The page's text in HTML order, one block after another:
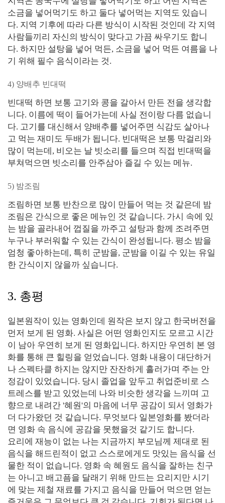
소금을 넣어먹기도 하고 둘다 넣어먹는 지역도 있습니
다. 지역 기후에 따라 다른 방식이 시작된 것인데 각 지역
사람들끼리 자신의 방식이 맞다고 가끔 싸우기도 합니
다. 하지만 설탕을 넣어 먹든, 소금을 넣어 먹든 여름을 나
기 위해 필수 음식이라는 것.
4) 양배추 빈대떡
빈대떡 하면 보통 고기와 콩을 갈아서 만든 전을 생각합
니다. 이름에 떡이 들어가는데 사실 전이랑 다름 없습니
다. 고기를 대신해서 양배추를 넣어주면 식감도 살아나
고 먹는 재미도 두배가 됩니다. 빈대떡은 보통 막걸리와
많이 먹는데, 비오는 날 빗소리를 들으며 직접 빈대떡을
부쳐먹으면 빗소리를 안주삼아 즐길 수 있는 메뉴.
5) 밤조림
조림하면 보통 반찬으로 많이 만들어 먹는 것 같은데 밤
조림은 간식으로 좋은 메뉴인 것 같습니다. 가시 속에 있
는 밤을 골라내어 껍질을 까주고 설탕과 함께 조려주면
누구나 부러워할 수 있는 간식이 완성됩니다. 평소 밤을
엄청 좋아하는데, 특히 군밤을, 군밤을 이길 수 있는 유일
한 간식이지 않을까 싶습니다.
3. 총평
일본원작이 있는 영화인데 원작은 보지 않고 한국버전을
먼저 보게 된 영화. 사실은 어떤 영화인지도 모르고 시간
이 남아 우연히 보게 된 영화입니다. 하지만 우연히 본 영
화를 통해 큰 힐링을 얻었습니다. 영화 내용이 대단하거
나 스펙타클 하지는 않지만 잔잔하게 흘러가며 주는 안
정감이 있었습니다. 당시 졸업을 앞두고 취업준비로 스
트레스를 받고 있었는데 나와 비슷한 생각을 느끼며 고
향으로 내려간 '혜원'의 마음에 너무 공감이 되서 영화가
더 다가왔던 것 같습니다. 무엇보다 일본영화를 봤더라
면 영화 속 음식에 공감을 못했을것 같기도 합니다.
요리에 재능이 없는 나는 지금까지 부모님께 제대로 된
음식을 해드린적이 없고 스스로에게도 맛있는 음식을 선
물한 적이 없습니다. 영화 속 혜원도 음식을 잘하는 친구
는 아니고 배고픔을 달래기 위해 만드는 요리지만 시기
에 맞는 제철 재료를 가지고 음식을 만들어 먹으면 얻는